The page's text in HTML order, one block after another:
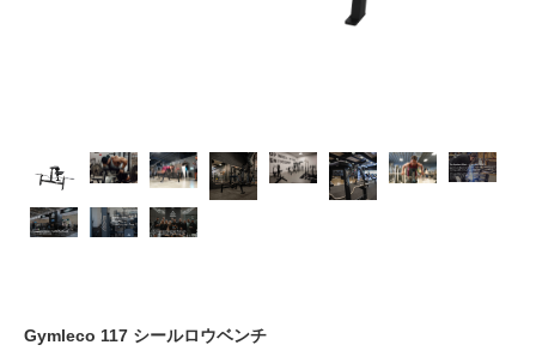
Gymleco 117 シールロウベンチ